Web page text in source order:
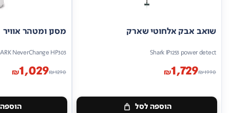
שואב אבק אלחוטי שארק
Shark IP1253 power detect
₪1990
₪1,729
הוספה לסל
מסנן ומטהר אוויר
NeverChange HP303
₪1290
₪1,029